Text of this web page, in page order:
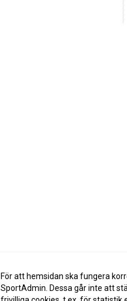
För att hemsidan ska fungera
SportAdmin. Dessa går inte att